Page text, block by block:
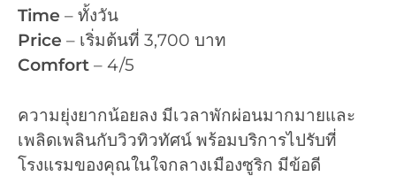
Time – ทั้งวัน
Price – เริ่มต้นที่ 3,700 บาท
Comfort – 4/5
ความยุ่งยากน้อยลง มีเวลาพักผ่อนมากมายและ
เพลิดเพลินกับวิวทิวทัศน์ พร้อมบริการไปรับที่
โรงแรมของคุณในใจกลางเมืองซูริก มีข้อดี